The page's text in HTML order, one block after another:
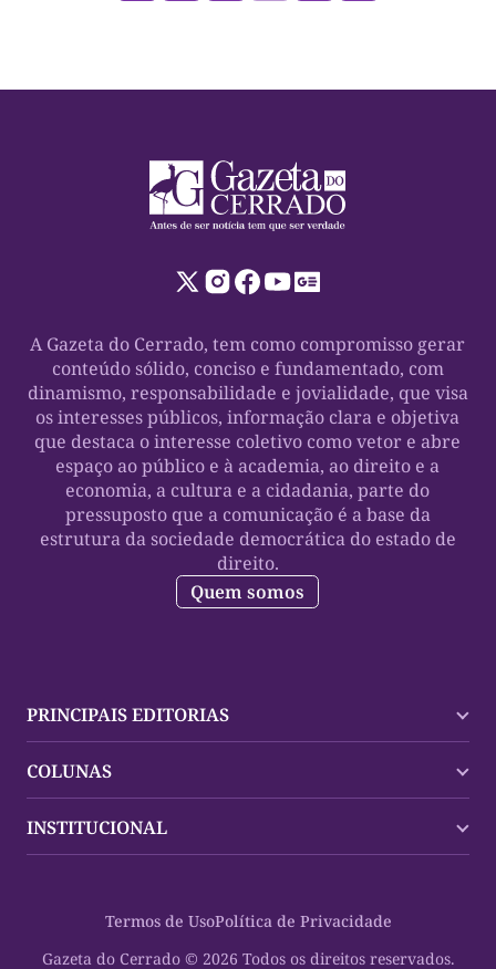
A Gazeta do Cerrado, tem como compromisso gerar
conteúdo sólido, conciso e fundamentado, com
dinamismo, responsabilidade e jovialidade, que visa
os interesses públicos, informação clara e objetiva
que destaca o interesse coletivo como vetor e abre
espaço ao público e à academia, ao direito e a
economia, a cultura e a cidadania, parte do
pressuposto que a comunicação é a base da
estrutura da sociedade democrática do estado de
direito.
Quem somos
PRINCIPAIS EDITORIAS
Palmas
Mundo
Oportunidades
Cultura
COLUNAS
Policial
Planeta Vivo
Espaço Cidadania
INSTITUCIONAL
Gazeta do Cerrado © 2026 Todos os direitos reservados.
Termos de UsoPolítica de Privacidade